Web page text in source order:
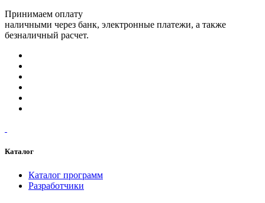
Принимаем оплату
наличными через банк, электронные платежи, а также
безналичный расчет.
Каталог
Каталог программ
Разработчики